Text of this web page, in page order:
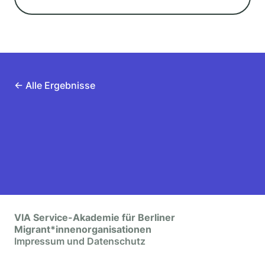
← Alle Ergebnisse
VIA Service-Akademie für Berliner
Migrant*innenorganisationen
Impressum und Datenschutz